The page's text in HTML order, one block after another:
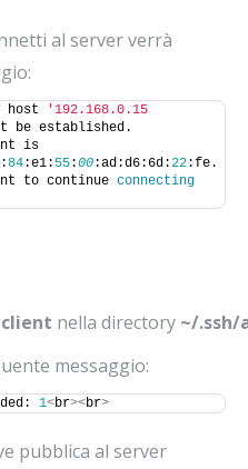
al server verrà
host
'192.168.0.15
be established.
is
:84:e1: 55:00:ad:d6:6d:22:fe.
to continue connecting
client nella directory ~/.ssh/
messaggio:
1<br><br>
pubblica al server